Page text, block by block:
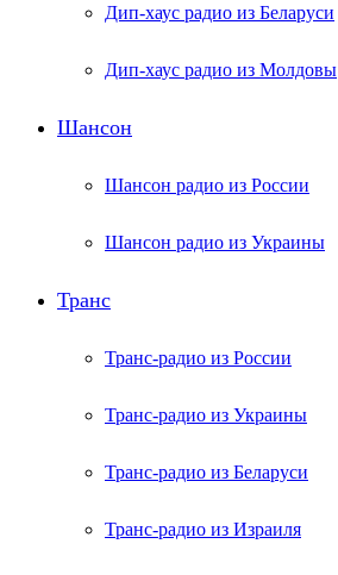
Дип-хаус радио из Беларуси
Дип-хаус радио из Молдовы
Шансон
Шансон радио из России
Шансон радио из Украины
Транс
Транс-радио из России
Транс-радио из Украины
Транс-радио из Беларуси
Транс-радио из Израиля